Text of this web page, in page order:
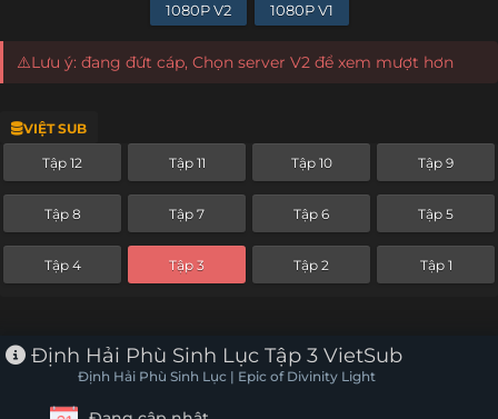
1080P V2 1080P V1
⚠️Lưu ý: đang đứt cáp, Chọn server V2 để xem mượt hơn
VIỆT SUB
Tập 12 Tập 11 Tập 10 Tập 9
Tập 8 Tập 7 Tập 6 Tập 5
Tập 4 Tập 3 Tập 2 Tập 1
Định Hải Phù Sinh Lục Tập 3 VietSub
Định Hải Phù Sinh Lục | Epic of Divinity Light